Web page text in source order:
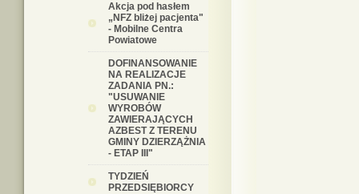
Akcja pod hasłem
„NFZ bliżej pacjenta"
- Mobilne Centra
Powiatowe
DOFINANSOWANIE
NA REALIZACJE
ZADANIA PN.:
"USUWANIE
WYROBÓW
ZAWIERAJĄCYCH
AZBEST Z TERENU
GMINY DZIERZĄŻNIA
- ETAP III"
TYDZIEŃ
PRZEDSIĘBIORCY